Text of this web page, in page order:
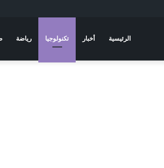
الرئيسية أخبار تكنولوجيا رياضة